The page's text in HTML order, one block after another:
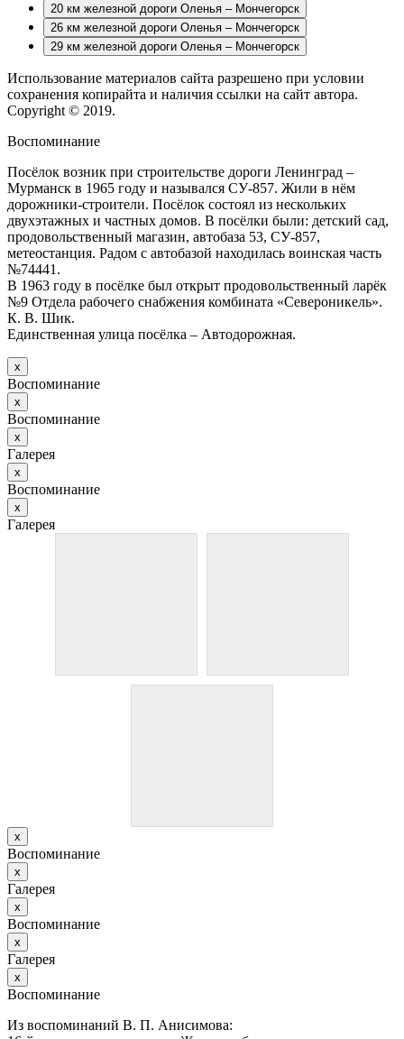
20 км железной дороги Оленья – Мончегорск
26 км железной дороги Оленья – Мончегорск
29 км железной дороги Оленья – Мончегорск
Использование материалов сайта разрешено при условии
сохранения копирайта и наличия ссылки на сайт автора.
Copyright © 2019.
Воспоминание
Посёлок возник при строительстве дороги Ленинград –
Мурманск в 1965 году и назывался СУ-857. Жили в нём
дорожники-строители. Посёлок состоял из нескольких
двухэтажных и частных домов. В посёлки были: детский сад,
продовольственный магазин, автобаза 53, СУ-857,
метеостанция. Радом с автобазой находилась воинская часть
№74441.
В 1963 году в посёлке был открыт продовольственный ларёк
№9 Отдела рабочего снабжения комбината «Североникель».
К. В. Шик.
Единственная улица посёлка – Автодорожная.
х
Воспоминание
х
Воспоминание
х
Галерея
х
Воспоминание
х
Галерея
х
Воспоминание
х
Галерея
х
Воспоминание
х
Галерея
х
Воспоминание
Из воспоминаний В. П. Анисимова: